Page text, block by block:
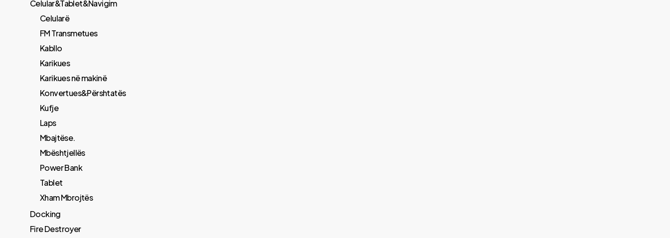
Celular&Tablet&Navigim
Celularë
FM Transmetues
​Kabllo
Karikues
Karikues në makinë
Konvertues&Përshtatës
Kufje
Laps
Mbajtëse.
Mbështjellës
Power Bank
Tablet
Xham Mbrojtës
Docking
Fire Destroyer